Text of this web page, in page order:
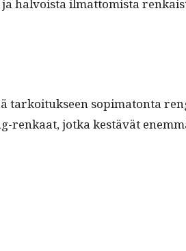
halvoista ilmat­tomista
tarkoituk­seen sopi­ma­ton­ta
jot­ka kestävät